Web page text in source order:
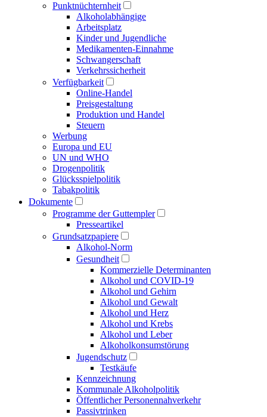
Punktnüchternheit
Alkoholabhängige
Arbeitsplatz
Kinder und Jugendliche
Medikamenten-Einnahme
Schwangerschaft
Verkehrssicherheit
Verfügbarkeit
Online-Handel
Preisgestaltung
Produktion und Handel
Steuern
Werbung
Europa und EU
UN und WHO
Drogenpolitik
Glücksspielpolitik
Tabakpolitik
Dokumente
Programme der Guttempler
Presse­artikel
Grundsatzpapiere
Alkohol-Norm
Gesundheit
Kommerzielle Determinanten
Alkohol und COVID-19
Alkohol und Gehirn
Alkohol und Gewalt
Alkohol und Herz
Alkohol und Krebs
Alkohol und Leber
Alkoholkonsumstörung
Jugendschutz
Testkäufe
Kennzeichnung
Kommunale Alkoholpolitik
Öffentlicher Personen­nahverkehr
Passivtrinken